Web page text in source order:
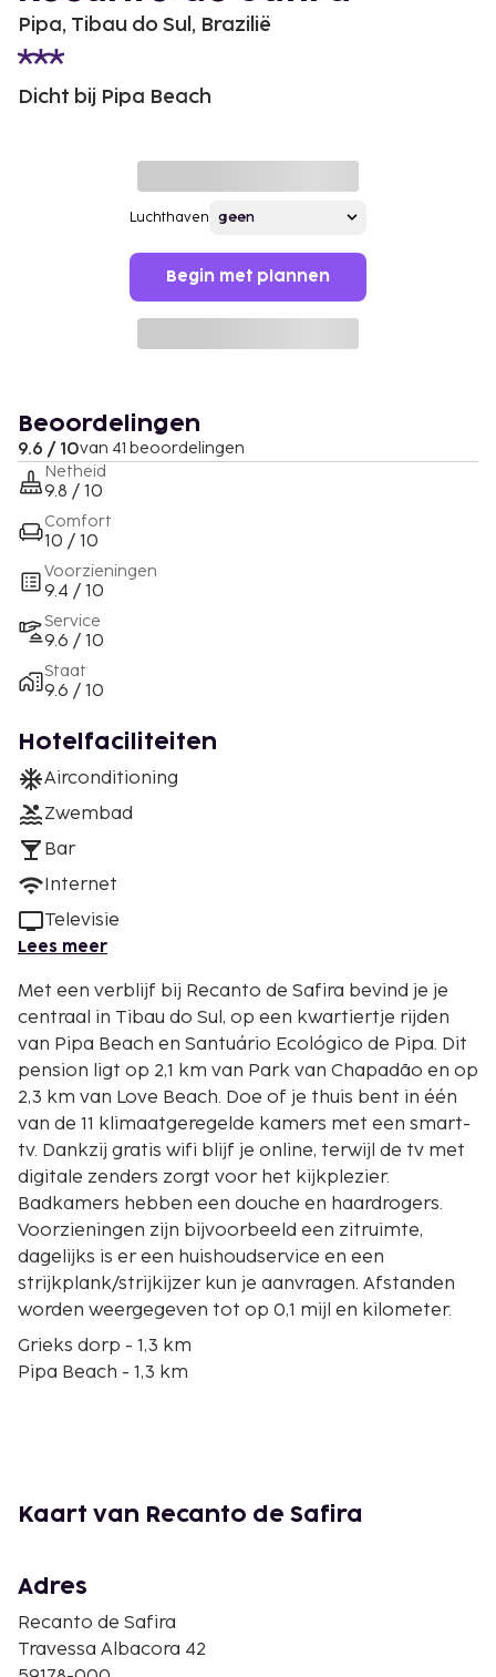
Pipa, Tibau do Sul, Brazilië
Dicht bij Pipa Beach
Luchthaven
Begin met plannen
Beoordelingen
9.6 / 10van 41 beoordelingen
Netheid
9.8 / 10
Comfort
10 / 10
Voorzieningen
9.4 / 10
Service
9.6 / 10
Staat
9.6 / 10
Hotelfaciliteiten
Airconditioning
Zwembad
Bar
Internet
Televisie
Lees meer
Met een verblijf bij Recanto de Safira bevind je je
centraal in Tibau do Sul, op een kwartiertje rijden
van Pipa Beach en Santuário Ecológico de Pipa. Dit
pension ligt op 2,1 km van Park van Chapadão en op
2,3 km van Love Beach. Doe of je thuis bent in één
van de 11 klimaatgeregelde kamers met een smart-
tv. Dankzij gratis wifi blijf je online, terwijl de tv met
digitale zenders zorgt voor het kijkplezier.
Badkamers hebben een douche en haardrogers.
Voorzieningen zijn bijvoorbeeld een zitruimte,
dagelijks is er een huishoudservice en een
strijkplank/strijkijzer kun je aanvragen. Afstanden
worden weergegeven tot op 0,1 mijl en kilometer.
Grieks dorp - 1,3 km
Pipa Beach - 1,3 km
Praia Baia dos Golfinhos - 2,9 km
Parque Estadual Mata da Pipa - 3,2 km
Praia de Cacimbinha - 5,2 km
Curral strand - 5,2 km
Praia Sibaúma - 6,5 km
Kaart van Recanto de Safira
Adres
Recanto de Safira
Travessa Albacora 42